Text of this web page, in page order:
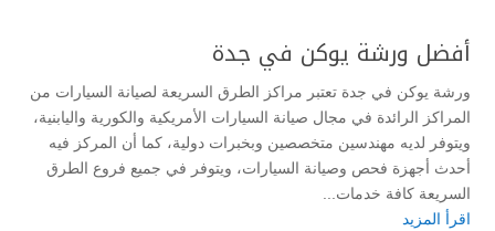
أفضل ورشة يوكن في جدة
ورشة يوكن في جدة تعتبر مراكز الطرق السريعة لصيانة السيارات من
المراكز الرائدة في مجال صيانة السيارات الأمريكية والكورية واليابنية،
ويتوفر لديه مهندسين متخصصين وبخبرات دولية، كما أن المركز فيه
أحدث أجهزة فحص وصيانة السيارات، ويتوفر في جميع فروع الطرق
السريعة كافة خدمات...
اقرأ المزيد